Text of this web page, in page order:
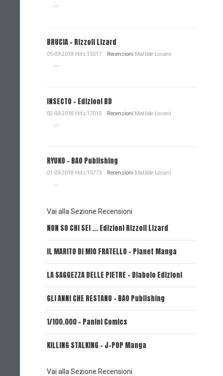
...
BRUCIA - Rizzoli Lizard
05-03-2018 Hits:15517 Recensioni Matilde Losani
...
INSECTO - Edizioni BD
02-03-2018 Hits:17015 Recensioni Matilde Losani
...
RYUKO - BAO Publishing
01-03-2018 Hits:15773 Recensioni Matilde Losani
...
Vai alla Sezione Recensioni
NON SO CHI SEI ... Edizioni Rizzoli Lizard
IL MARITO DI MIO FRATELLO - Planet Manga
LA SAGGEZZA DELLE PIETRE - Diabolo Edizioni
GLI ANNI CHE RESTANO - BAO Publishing
1/100.000 - Panini Comics
KILLING STALKING - J-POP Manga
Vai alla Sezione Recensioni